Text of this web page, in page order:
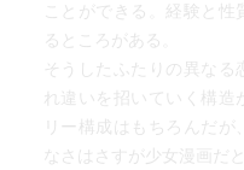
ことができる。経験と
るところがある。
そうしたふたりの異な
れ違いを招いていく構
リー構成はもちろんだ
なさはさすが少女漫画だと